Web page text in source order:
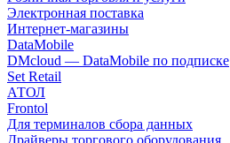
Электронная поставка
Интернет-магазины
DataMobile
DMcloud — DataMobile по подписке
Set Retail
АТОЛ
Frontol
Для терминалов сбора данных
Драйверы торгового оборудования